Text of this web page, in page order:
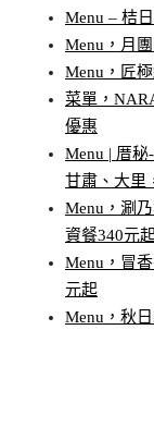
Menu – 桔
Menu，月
Menu，匠
菜單，
優惠
Menu | 厝
甘肅、大里
Menu，涮
資餐340元
Menu，冒
元起
Menu，秋